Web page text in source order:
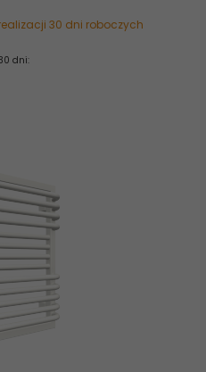
30 dni roboczych
dni: